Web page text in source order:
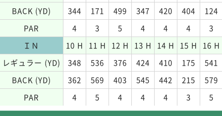
BACK (YD)
344 171 499 347 420 404
124
PAR
4 3 5 4 4 4
3
ＩＮ
10 H 11 H 12 H 13 H 14 H 15 H
16 H
レギュラー (YD)
348 536 376 424 410 175
541
BACK (YD)
362 569 403 545 442 215
579
PAR
4 5 4 4 4 3 5